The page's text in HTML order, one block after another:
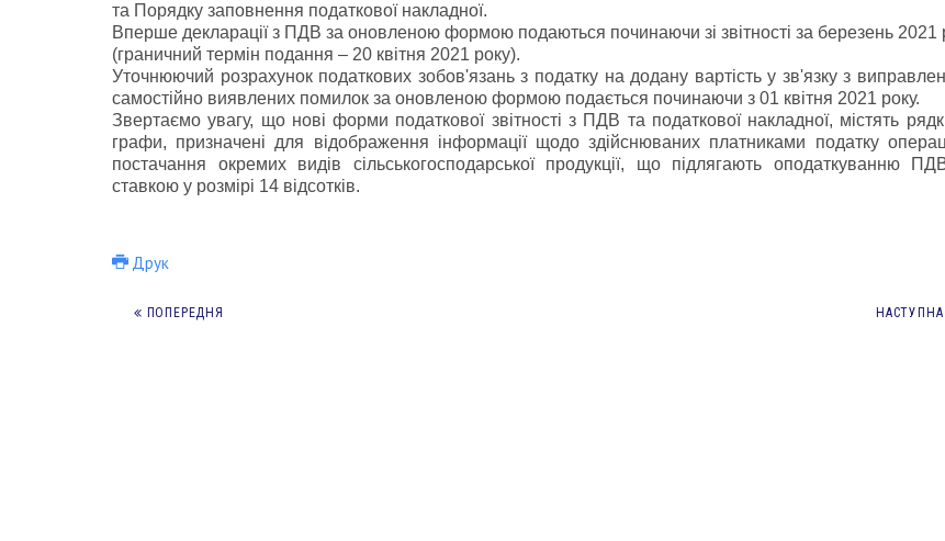
та Порядку заповнення податкової накладної.
Вперше декларації з ПДВ за оновленою формою подаються починаючи зі звітності за березень 2021
(граничний термін подання – 20 квітня 2021 року).
Уточнюючий розрахунок податкових зобов'язань з податку на додану вартість у зв'язку з
самостійно виявлених помилок за оновленою формою подається починаючи з 01 квітня 2021 року.
Звертаємо увагу, що нові форми податкової звітності з ПДВ та податкової накладної, містять
графи, призначені для відображення інформації щодо здійснюваних платниками податку
постачання окремих видів сільськогосподарської продукції, що підлягають оподаткуванню
ставкою у розмірі 14 відсотків.
Друк
ПОПЕРЕДНЯ